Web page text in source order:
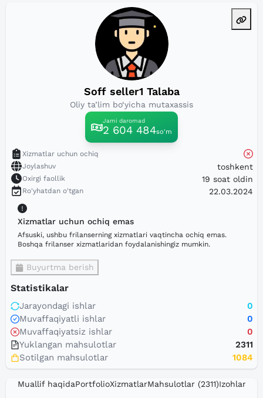
Soff seller1 Talaba
Oliy ta’lim bo‘yicha mutaxassis
Jami daromad
2 604 484so'm
Xizmatlar uchun ochiq
Joylashuv
toshkent
Oxirgi faollik 19 soat oldin
Ro'yhatdan o'tgan 22.03.2024
Xizmatlar uchun ochiq emas
Afsuski, ushbu frilanserning xizmatlari vaqtincha ochiq emas.
Boshqa frilanser xizmatlaridan foydalanishingiz mumkin.
Buyurtma berish
Statistikalar
Jarayondagi ishlar
0
Muvaffaqiyatli ishlar
0
Muvaffaqiyatsiz ishlar
0
Yuklangan mahsulotlar
2311
Sotilgan mahsulotlar
1084
Muallif haqidaPortfolioXizmatlarMahsulotlar (2311)Izohlar